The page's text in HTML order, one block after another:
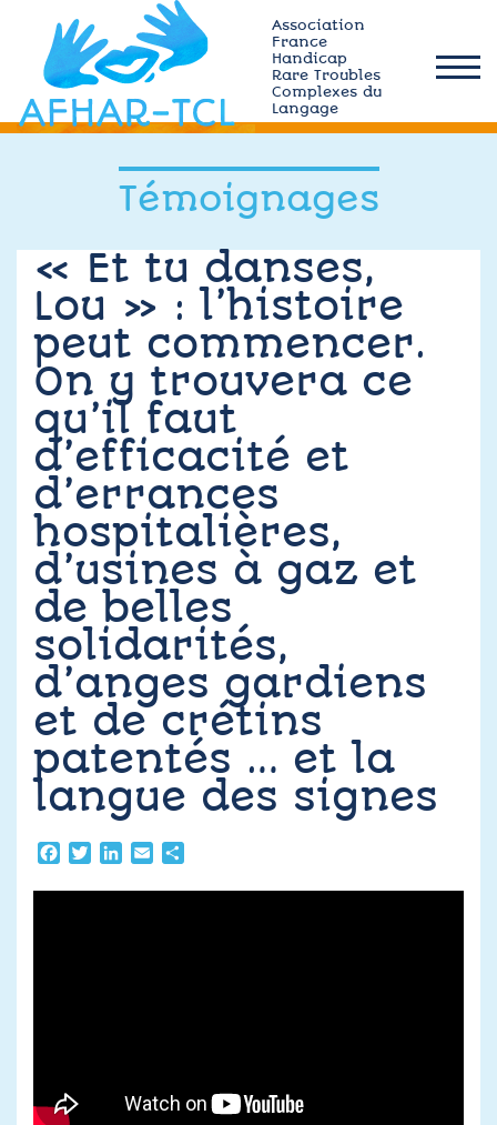
content
afhar-
tcl
Association
France
Handicap
Rare Troubles
Complexes du
Langage
Qui sommes-nous ?
Plateforme MÉMO
Ressources TCL
Adhérez
Contact
Témoignages
« Et tu danses,
Lou » : l’histoire
peut commencer.
On y trouvera ce
qu’il faut
d’efficacité et
d’errances
hospitalières,
d’usines à gaz et
de belles
solidarités,
d’anges gardiens
et de crétins
patentés … et la
langue des signes
FacebookTwitterLinkedIn
Email